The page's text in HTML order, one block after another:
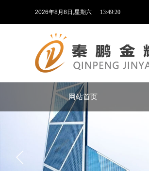
2026年8月 8日 ,星期六 13:49:20
网站首页